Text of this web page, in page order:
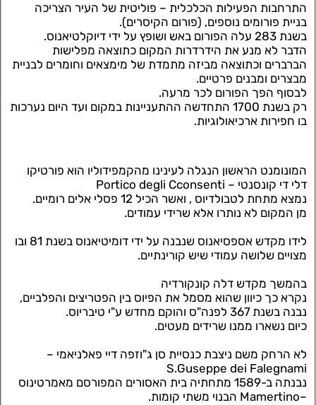
התרחבות הפעילות הכלכלית – פוליטית של העיר הצריכה
בניית פורומים נוספים, (פורום הקיסרים).
בשנת 283 עלה הפורום באש ושופץ על ידי דיוקלטיאנוס.
הדבר לא מנע את הידרדרות המקום כתוצאה מפלישות
הברברים וכתוצאה מביזה מתמדת של מימצאים וחומרים לבניית
מבצרים ומבנים פרטיים.
לבסוף הפך הפורום לכר מרעה.
רק בשנת 1700 התחדשה ההתעניינות במקום ועד היום נערכות
בו חפירות ארכיאולוגיות.
המונומנט הראשון הנגלה לעינינו מהקמפידוליו הוא פורטיקו
דלי די קונסנטי – Portico degli Cconsenti
נמצא מתחת לטבולדיוס , ואשר הכיל 12 פסלי אלים רומיים.
מן המקום לא נותרו אלא שרידי עמודים.
לידו מקדש אספסיאנוס שנבנה על ידי דומיטיאנוס בשנת 81 ובו
מצויים שלושה עמודי שיש קורינתיים.
בהמשך מקדש דלה קונקורדיה
נקרא כך כיוון שהוא מסמל את הפיוס בין הפטריצים והפלביים,
נבנה בשנת 367 לפנה"ס והוקם מחדש ע"י טיבריוס.
כיום נשארו ממנו שרידים מעטים.
לא הרחק משם ניצבת כנסיית סן ג"וזפה דיי פאלניאמי –
S.Guseppe dei Falegnami
נבנתה ב-1589 מתחתיה בית האסורים המפורסם מאמרטינוס
–Mamertino הבנוי משתי קומות.